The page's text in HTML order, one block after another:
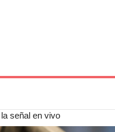
señal en vivo